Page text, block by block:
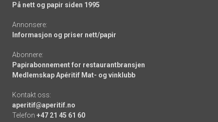
På nett og papir siden 1995
Annonsere:
Informasjon og priser nett/papir
Abonnere:
Papirabonnement for restaurantbransjen
Medlemskap Apéritif Mat- og vinklubb
Kontakt oss:
aperitif@aperitif.no
Telefon +47 21 45 61 60